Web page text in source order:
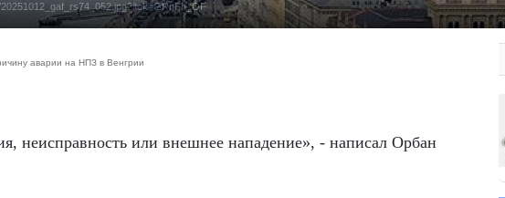
аварии на НПЗ в Венгрии